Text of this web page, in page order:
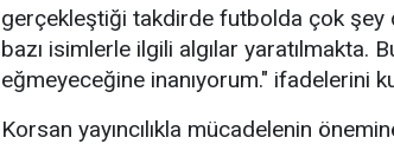
gerçekleştiği takdirde futbolda çok şey
bazı isimlerle ilgili algılar yaratılmakta.
eğmeyeceğine inanıyorum." ifadelerini
Korsan yayıncılıkla mücadelenin